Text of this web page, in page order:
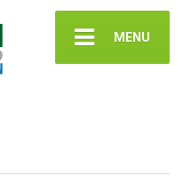
MENU